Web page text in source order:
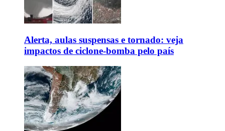
Alerta, aulas suspensas e tornado: veja
impactos de ciclone-bomba pelo país